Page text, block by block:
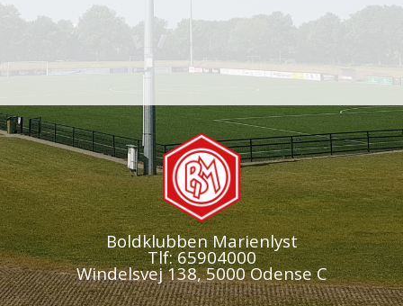
Boldklubben Marienlyst
Tlf: 65904000
Windelsvej 138, 5000 Odense C